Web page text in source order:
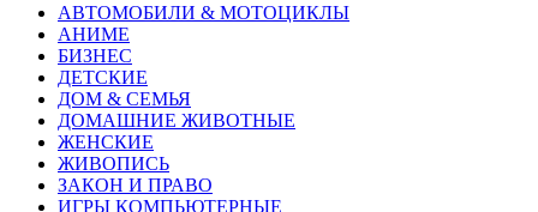
АВТОМОБИЛИ & МОТОЦИКЛЫ
АНИМЕ
БИЗНЕС
ДЕТСКИЕ
ДОМ & СЕМЬЯ
ДОМАШНИЕ ЖИВОТНЫЕ
ЖЕНСКИЕ
ЖИВОПИСЬ
ЗАКОН И ПРАВО
ИГРЫ КОМПЬЮТЕРНЫЕ